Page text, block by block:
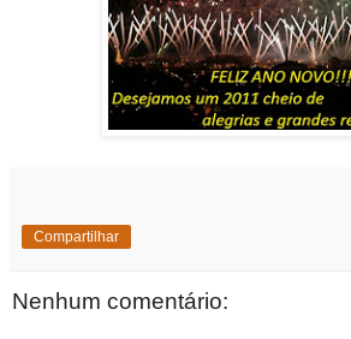
Compartilhar
Nenhum comentário: